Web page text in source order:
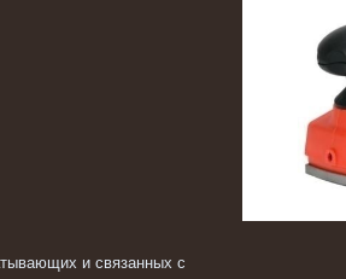
и связанных с